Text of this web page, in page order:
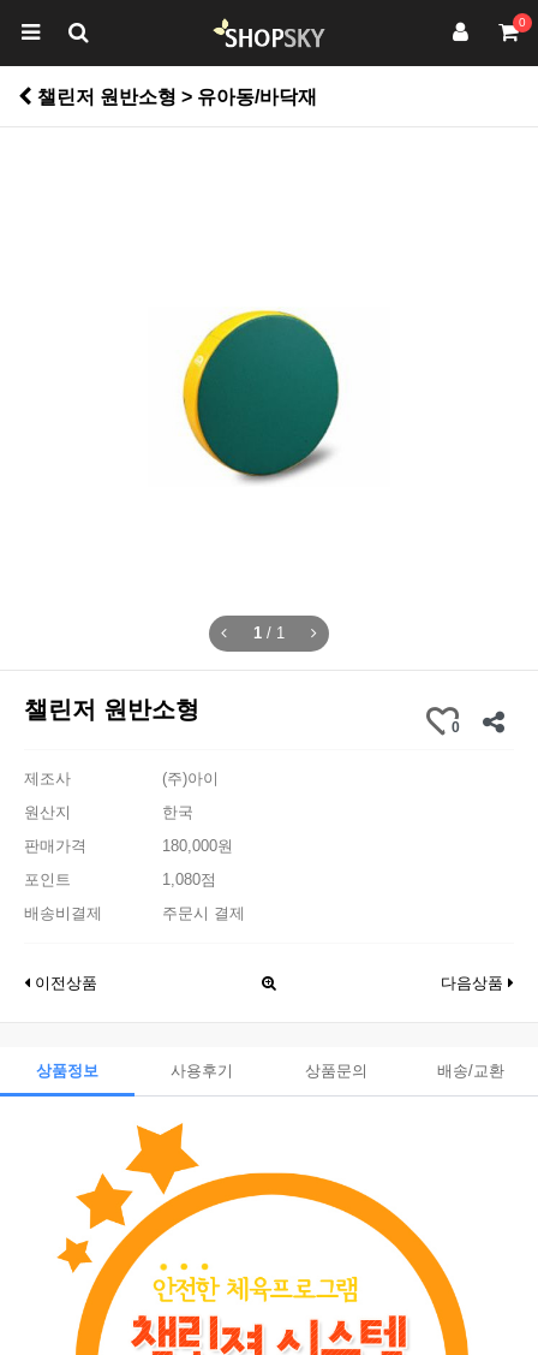
0
챌린저 원반소형 > 유아동/바닥재
1 / 1
챌린저 원반소형
0
제조사
(주)아이
원산지
한국
판매가격
180,000원
포인트
1,080점
배송비결제
주문시 결제
이전상품 다음상품
상품정보 사용후기 상품문의 배송/교환